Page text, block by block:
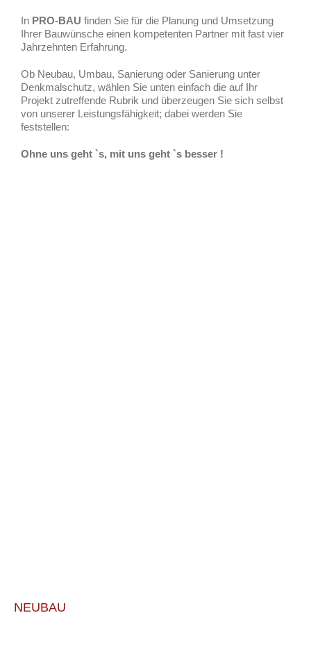
In PRO-BAU finden Sie für die Planung und Umsetzung
Ihrer Bauwünsche einen kompetenten Partner mit fast vier
Jahrzehnten Erfahrung.
Ob Neubau, Umbau, Sanierung oder Sanierung unter
Denkmalschutz, wählen Sie unten einfach die auf Ihr
Projekt zutreffende Rubrik und überzeugen Sie sich selbst
von unserer Leistungsfähigkeit; dabei werden Sie
feststellen:
Ohne uns geht `s, mit uns geht `s besser !
NEUBAU